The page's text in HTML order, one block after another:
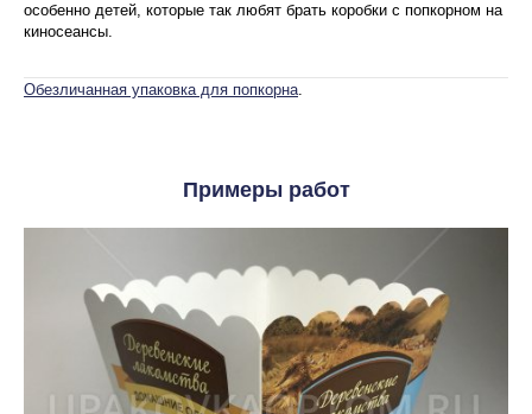
особенно детей, которые так любят брать коробки с попкорном на
киносеансы.
Обезличанная упаковка для попкорна
Примеры работ